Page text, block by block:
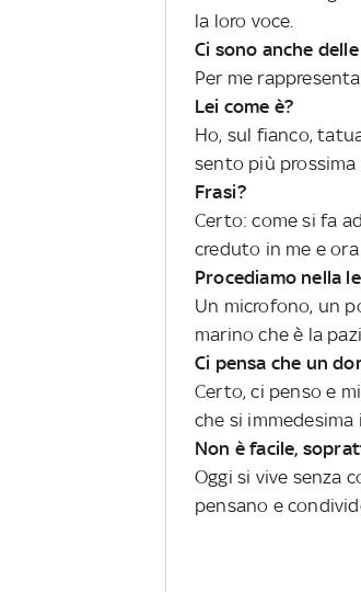
la loro voce.
Ci sono anche
Per me
Lei come è?
Ho, sul fianco,
sento più prossima
Frasi?
Certo: come si fa
creduto in me e ora
Procediamo nella
Un microfono, un
marino che è la
Ci pensa che un
Certo, ci penso e
che si immedesima
Non è facile,
Oggi si vive senza
pensano e